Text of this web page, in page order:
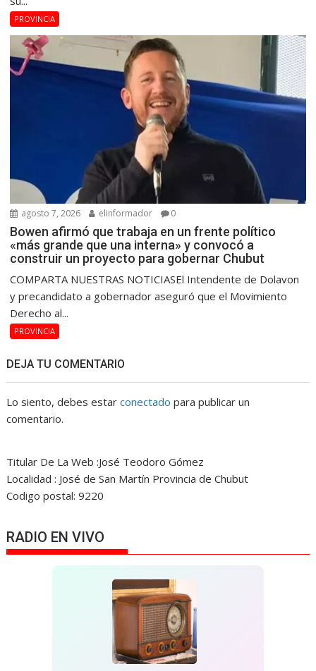
PROVINCIA
agosto 7, 2026 elinformador 0
Bowen afirmó que trabaja en un frente político
«más grande que una interna» y convocó a
construir un proyecto para gobernar Chubut
COMPARTA NUESTRAS NOTICIASEl Intendente de Dolavon
y precandidato a gobernador aseguró que el Movimiento
Derecho al...
PROVINCIA
DEJA TU COMENTARIO
Lo siento, debes estarconectado para publicar un
comentario.
Titular De La Web :José Teodoro Gómez
Localidad : José de San Martín Provincia de Chubut
Codigo postal: 9220
RADIO EN VIVO